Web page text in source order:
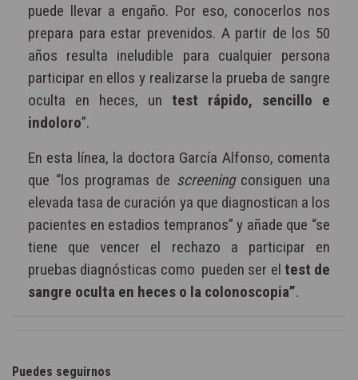
puede llevar a engaño. Por eso, conocerlos nos
prepara para estar prevenidos. A partir de los 50
años resulta ineludible para cualquier persona
participar en ellos y realizarse la prueba de sangre
oculta en heces, un test rápido, sencillo e
indoloro”.
En esta línea, la doctora García Alfonso, comenta
que “los programas de screeningconsiguen una
elevada tasa de curación ya que diagnostican a los
pacientes en estadios tempranos” y añade que “se
tiene que vencer el rechazo a participar en
pruebas diagnósticas como pueden ser el test de
sangre oculta en heces o la colonoscopia”.
Puedes seguirnos